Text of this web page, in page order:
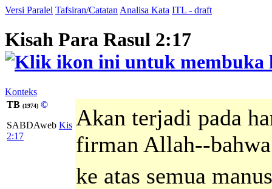
Versi Paralel Tafsiran/Catatan Analisa Kata ITL - draft
Kisah Para Rasul 2:17
Konteks
TB (1974) ©
SABDAweb Kis
2:17
Akan terjadi pada
firman Allah--
ke atas semua